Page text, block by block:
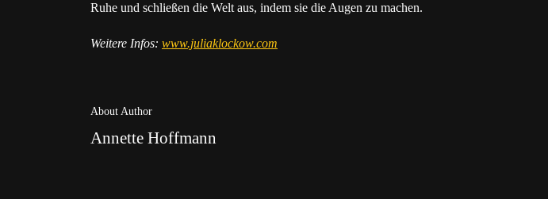
Ruhe und schließen die Welt aus, indem sie die Augen zu machen.
Weitere Infos: www.juliaklockow.com
About Author
Annette Hoffmann